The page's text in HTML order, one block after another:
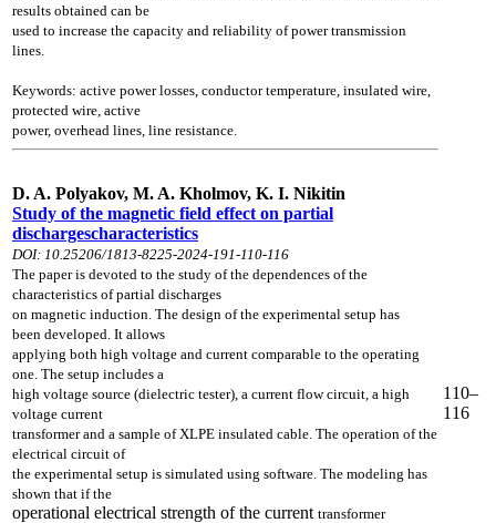
results obtained can be
used to increase the capacity and reliability of power transmission
lines.
Keywords: active power losses, conductor temperature, insulated wire,
protected wire, active
power, overhead lines, line resistance.
D. A. Polyakov, M. A. Kholmov, K. I. Nikitin
Study of the magnetic field effect on partial
dischargescharacteristics
DOI: 10.25206/1813-8225-2024-191-110-116
The paper is devoted to the study of the dependences of the
characteristics of partial discharges
on magnetic induction. The design of the experimental setup has
been developed. It allows
applying both high voltage and current comparable to the operating
one. The setup includes a
high voltage source (dielectric tester), a current flow circuit, a high
voltage current
transformer and a sample of XLPE insulated cable. The operation of the
electrical circuit of
the experimental setup is simulated using software. The modeling has
shown that if the
operational electrical strength of the current transformer
110–
116